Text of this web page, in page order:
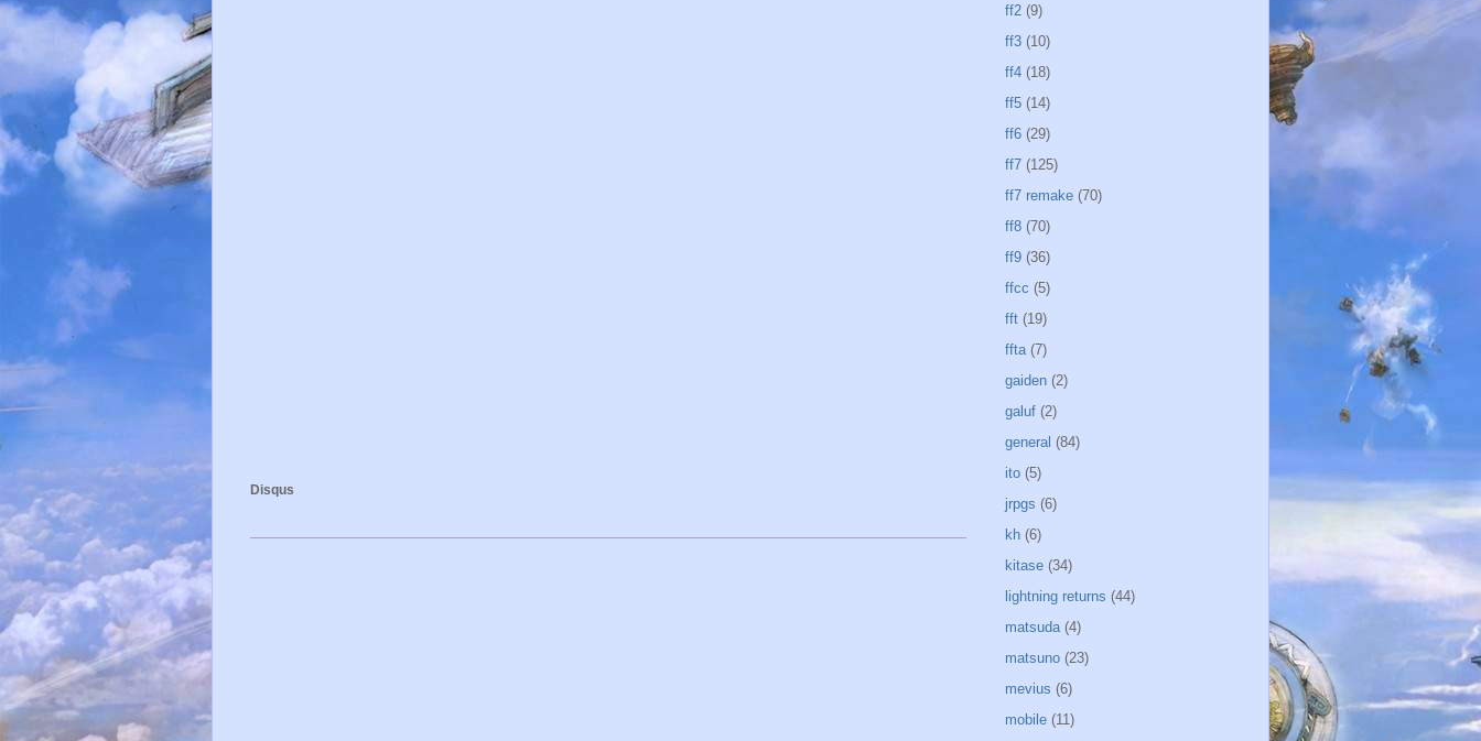
Disqus
ff2 (9)
ff3 (10)
ff4 (18)
ff5 (14)
ff6 (29)
ff7 (125)
ff7 remake (70)
ff8 (70)
ff9 (36)
ffcc (5)
fft (19)
ffta (7)
gaiden (2)
galuf (2)
general (84)
ito (5)
jrpgs (6)
kh (6)
kitase (34)
lightning returns (44)
matsuda (4)
matsuno (23)
mevius (6)
mobile (11)